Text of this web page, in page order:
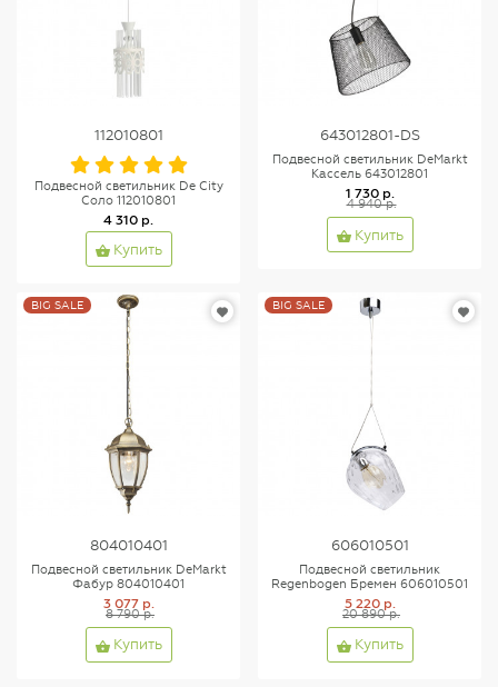
112010801
Подвесной светильник De City
Соло 112010801
4 310 р.
Купить
643012801-DS
Подвесной светильник DeMarkt
Кассель 643012801
1 730 р.
4 940 р.
Купить
BIG SALE
804010401
Подвесной светильник DeMarkt
Фабур 804010401
3 077 р.
8 790 р.
Купить
BIG SALE
606010501
Подвесной светильник
Regenbogen Бремен 606010501
5 220 р.
20 890 р.
Купить